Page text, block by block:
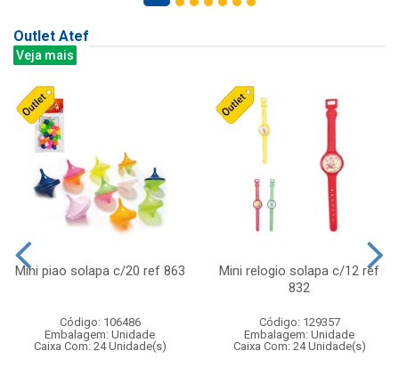
Outlet Atef
Veja mais
Mini piao solapa c/20 ref 863
Código: 106486
Embalagem: Unidade
Caixa Com: 24 Unidade(s)
Mini relogio solapa c/12 ref
832
Código: 129357
Embalagem: Unidade
Caixa Com: 24 Unidade(s)